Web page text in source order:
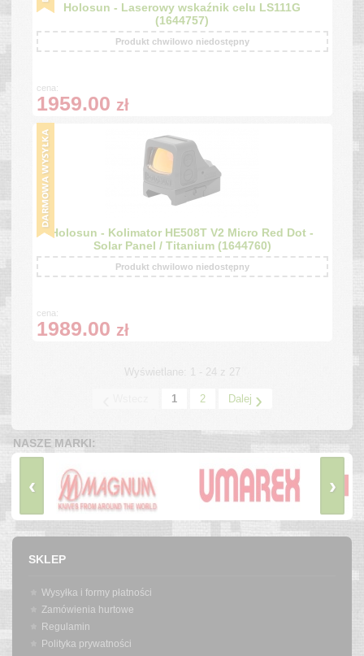
Holosun - Laserowy wskaźnik celu LS111G
(1644757)
Produkt chwilowo niedostępny
cena:
1959.00 zł
Holosun - Kolimator HE508T V2 Micro Red Dot -
Solar Panel / Titanium (1644760)
Produkt chwilowo niedostępny
cena:
1989.00 zł
Wyświetlane: 1 - 24 z 27
1 2 Dalej ›
NASZE MARKI:
‹ ›
SKLEP
Wysyłka i formy płatności
Zamówienia hurtowe
Regulamin
Polityka prywatności